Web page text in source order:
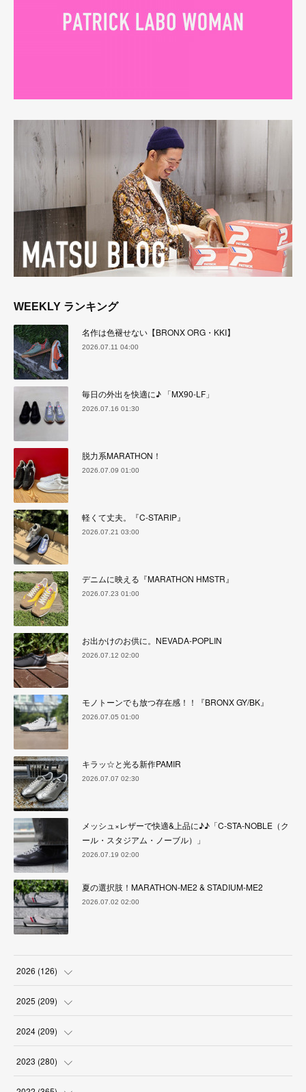
WEEKLY ランキング
名作は色褪せない【BRONX ORG・KKI】
2026.07.11 04:00
毎日の外出を快適に♪ 「MX90-LF」
2026.07.16 01:30
脱力系MARATHON！
2026.07.09 01:00
軽くて丈夫。『C-STARIP』
2026.07.21 03:00
デニムに映える『MARATHON HMSTR』
2026.07.23 01:00
お出かけのお供に。NEVADA-POPLIN
2026.07.12 02:00
モノトーンでも放つ存在感！！『BRONX GY/BK』
2026.07.05 01:00
キラッ☆と光る新作PAMIR
2026.07.07 02:30
メッシュ×レザーで快適&上品に♪♪「C-STA-NOBLE（ク
ール・スタジアム・ノーブル）」
2026.07.19 02:00
夏の選択肢！MARATHON-ME2 & STADIUM-ME2
2026.07.02 02:00
2026 (126)
(4)
(17
(17
(19
2025 (209)
(18
(17
(18
2024 (209)
(19
(18
2023 (280)